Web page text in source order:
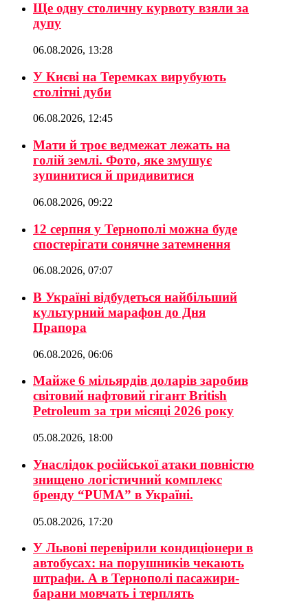
Ще одну столичну курвоту взяли за
дупу
06.08.2026, 13:28
У Києві на Теремках вирубують
столітні дуби
06.08.2026, 12:45
Мати й троє ведмежат лежать на
голій землі. Фото, яке змушує
зупинитися й придивитися
06.08.2026, 09:22
12 серпня у Тернополі можна буде
спостерігати сонячне затемнення
06.08.2026, 07:07
В Україні відбудеться найбільший
культурний марафон до Дня
Прапора
06.08.2026, 06:06
Майже 6 мільярдів доларів заробив
світовий нафтовий гігант British
Petroleum за три місяці 2026 року
05.08.2026, 18:00
Унаслідок російської атаки повністю
знищено логістичний комплекс
бренду “PUMA” в Україні.
05.08.2026, 17:20
У Львові перевірили кондиціонери в
автобусах: на порушників чекають
штрафи. А в Тернополі пасажири-
барани мовчать і терплять